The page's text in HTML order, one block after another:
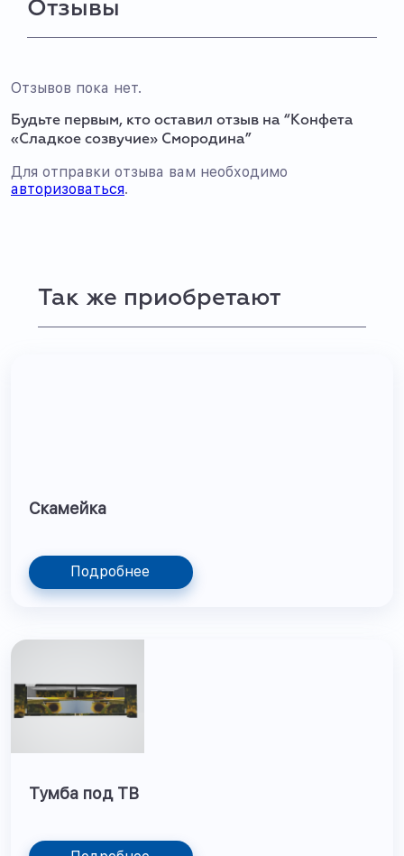
Отзывы
Отзывов пока нет.
Будьте первым, кто оставил отзыв на “Конфета
«Сладкое созвучие» Смородина”
Для отправки отзыва вам необходимо
авторизоваться.
Так же приобретают
Скамейка
Подробнее
Тумба под ТВ